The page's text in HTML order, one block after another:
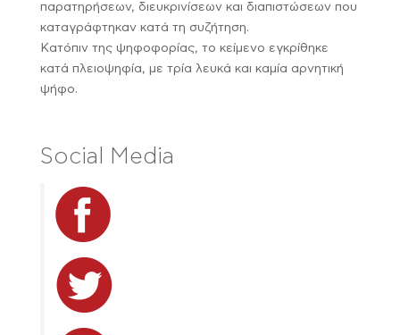
παρατηρήσεων, διευκρινίσεων και διαπιστώσεων που
καταγράφτηκαν κατά τη συζήτηση.
Κατόπιν της ψηφοφορίας, το κείμενο εγκρίθηκε
κατά πλειοψηφία, με τρία λευκά και καμία αρνητική
ψήφο.
Social Media